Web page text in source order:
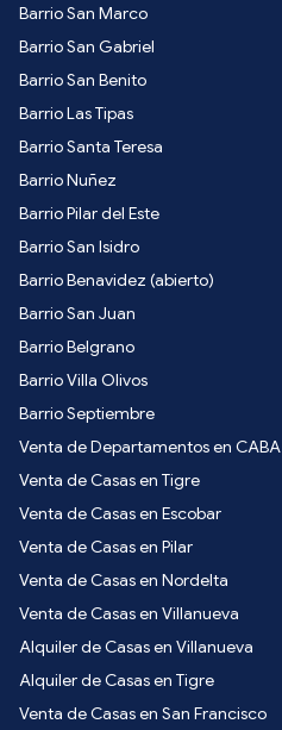
Barrio San Marco
Barrio San Gabriel
Barrio San Benito
Barrio Las Tipas
Barrio Santa Teresa
Barrio Nuñez
Barrio Pilar del Este
Barrio San Isidro
Barrio Benavidez (abierto)
Barrio San Juan
Barrio Belgrano
Barrio Villa Olivos
Barrio Septiembre
Venta de Departamentos en CABA
Venta de Casas en Tigre
Venta de Casas en Escobar
Venta de Casas en Pilar
Venta de Casas en Nordelta
Venta de Casas en Villanueva
Alquiler de Casas en Villanueva
Alquiler de Casas en Tigre
Venta de Casas en San Francisco